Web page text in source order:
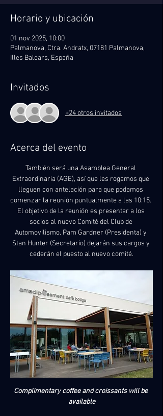
Horario y ubicación
01 nov 2025, 10:00
Palmanova, Ctra. Andratx, 07181 Palmanova,
Illes Balears, España
Invitados
+24 otros invitados
Acerca del evento
También será una Asamblea General
Extraordinaria (AGE), así que les rogamos que
lleguen con antelación para que podamos
comenzar la reunión puntualmente a las 10:15.
El objetivo de la reunión es presentar a los
socios al nuevo Comité del Club de
Automovilismo. Pam Gardner (Presidenta) y
Stan Hunter (Secretario) dejarán sus cargos y
cederán el puesto al nuevo comité.
Complimentary coffee and croissants will be
available